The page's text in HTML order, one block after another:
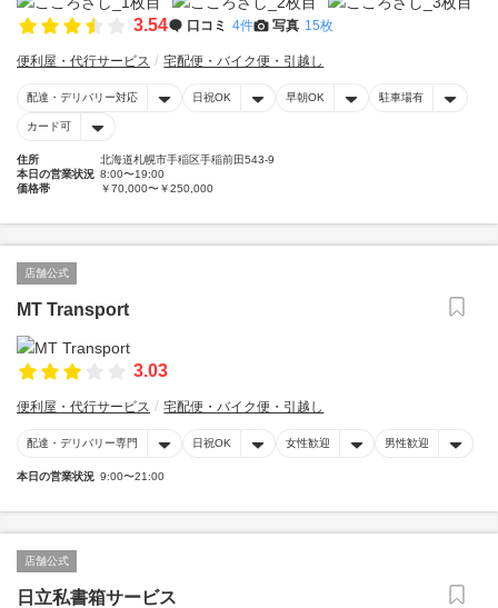
3.54 口コミ 4件 写真 15枚
便利屋・代行サービス 宅配便・バイク便・引越し
配達・デリバリー対応 日祝OK 早朝OK 駐車場有
カード可
住所
北海道札幌市手稲区手稲前田543-9
本日の営業状況 8:00〜19:00
価格帯
￥70,000〜￥250,000
店舗公式
MT Transport
3.03
便利屋・代行サービス 宅配便・バイク便・引越し
配達・デリバリー専門 日祝OK 女性歓迎 男性歓迎
本日の営業状況 9:00〜21:00
店舗公式
日立私書箱サービス